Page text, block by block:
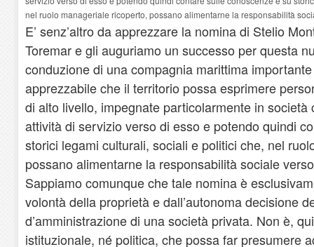
nel ruolo manageriale ricoperto, possano alimentarne la responsabilità
E’ senz’altro da apprezzare la nomina di Stelio
Toremar e gli auguriamo un successo per questa
conduzione di una compagnia marittima importante
apprezzabile che il territorio possa esprimere
di alto livello, impegnate particolarmente in società
attività di servizio verso di esso e potendo quindi
storici legami culturali, sociali e politici che, nel
possano alimentarne la responsabilità sociale
Sappiamo comunque che tale nomina è
volontà della proprietà e dall’autonoma decisione
d’amministrazione di una società privata. Non è,
istituzionale, né politica, che possa far presumere